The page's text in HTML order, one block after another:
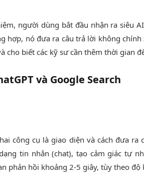
người dùng bắt đầu nhận ra siêu
hợp, nó đưa ra câu trả lời không chính
cho biết các kỹ sư cần thêm thời gian
và Google Search
công cụ là giao diện và cách đưa ra
tin nhắn (chat), tạo cảm giác tự
phản hồi khoảng 2-5 giây, tùy theo độ